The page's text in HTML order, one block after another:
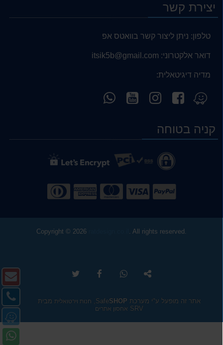
יצירת קשר
טלפון: ניתן ליצור קשר בוואטס אפ
דואר אלקטרוני: itsik5b@gmail.com
מדיה דיגיטאלית:
מצא
אותנו
Waze
עקוב
אחרינו
facebook
עקוב
אחרינו
עקוב
אחרינו
קניה בטוחה
Copyright © 2026 . All rights reserved.
שתף
העתק
https://www.ratdesign.co.il/
1126.htm
אתר זה מופעל ע"י מערכת Safe SHOP
, חנות וירטואליתמבית
SRV אחסון אתרים
-
-